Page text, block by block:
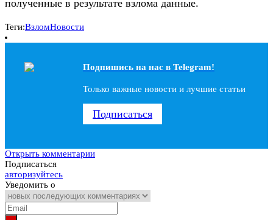
полученные в результате взлома данные.
Теги:ВзломНовости
Подпишись на наc в Telegram!
Только важные новости и лучшие статьи
Подписаться
Открыть комментарии
Подписаться
авторизуйтесь
Уведомить о